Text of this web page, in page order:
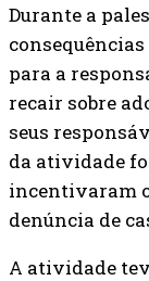
Durante a
para a
recair sobre
seus
da atividade
incentivaram
denúncia de
A atividade